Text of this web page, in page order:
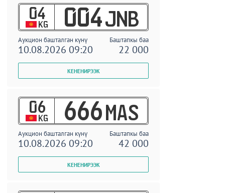
04
KG 004 JNB
Аукцион башталган күнү Баштапкы баа
10.08.2026 09:20 22 000
06
KG 666 MAS
Аукцион башталган күнү Баштапкы баа
10.08.2026 09:20 42 000